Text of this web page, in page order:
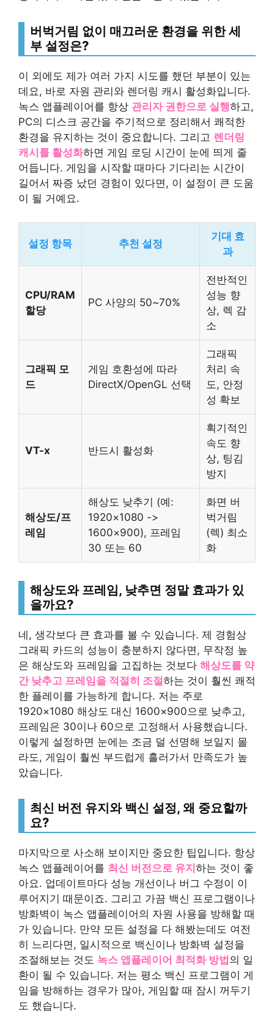
버벅거림 없이 매끄러운 환경을 위한 세
부 설정은?
이 외에도 제가 여러 가지 시도를 했던 부분이 있는
데요, 바로 자원 관리와 렌더링 캐시 활성화입니다.
녹스 앱플레이어를 항상 관리자 권한으로 실행하고,
PC의 디스크 공간을 주기적으로 정리해서 쾌적한
환경을 유지하는 것이 중요합니다. 그리고 렌더링
캐시를 활성화하면 게임 로딩 시간이 눈에 띄게 줄
어듭니다. 게임을 시작할 때마다 기다리는 시간이
길어서 짜증 났던 경험이 있다면, 이 설정이 큰 도움
이 될 거예요.
설정 항목 추천 설정
기대 효
과
CPU/RAM
할당
PC 사양의 50~70%
전반적인
성능 향
상, 렉 감
소
그래픽 모
드
게임 호환성에 따라
DirectX/OpenGL 선택
그래픽
처리 속
도, 안정
성 확보
VT-x 반드시 활성화
획기적인
속도 향
상, 팅김
방지
해상도/프
레임
해상도 낮추기 (예:
1920×1080 ->
1600×900), 프레임
30 또는 60
화면 버
벅거림
(렉) 최소
화
해상도와 프레임, 낮추면 정말 효과가 있
을까요?
네, 생각보다 큰 효과를 볼 수 있습니다. 제 경험상
그래픽 카드의 성능이 충분하지 않다면, 무작정 높
은 해상도와 프레임을 고집하는 것보다 해상도를 약
간 낮추고 프레임을 적절히 조절하는 것이 훨씬 쾌적
한 플레이를 가능하게 합니다. 저는 주로
1920×1080 해상도 대신 1600×900으로 낮추고,
프레임은 30이나 60으로 고정해서 사용했습니다.
이렇게 설정하면 눈에는 조금 덜 선명해 보일지 몰
라도, 게임이 훨씬 부드럽게 흘러가서 만족도가 높
았습니다.
최신 버전 유지와 백신 설정, 왜 중요할까
요?
마지막으로 사소해 보이지만 중요한 팁입니다. 항상
녹스 앱플레이어를 최신 버전으로 유지하는 것이 좋
아요. 업데이트마다 성능 개선이나 버그 수정이 이
루어지기 때문이죠. 그리고 가끔 백신 프로그램이나
방화벽이 녹스 앱플레이어의 자원 사용을 방해할 때
가 있습니다. 만약 모든 설정을 다 해봤는데도 여전
히 느리다면, 일시적으로 백신이나 방화벽 설정을
조절해보는 것도 녹스 앱플레이어 최적화 방법의 일
환이 될 수 있습니다. 저는 평소 백신 프로그램이 게
임을 방해하는 경우가 많아, 게임할 때 잠시 꺼두기
도 했습니다.